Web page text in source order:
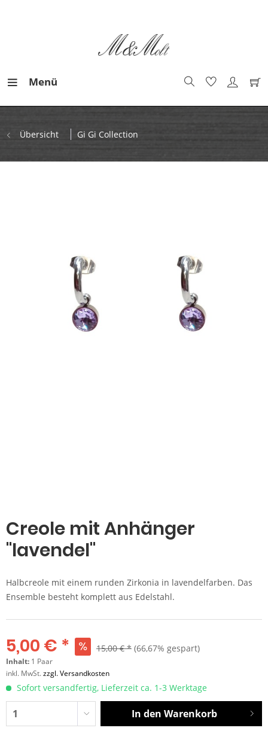
Menü
Übersicht Gi Gi Collection
Creole mit Anhänger
"lavendel"
Halbcreole mit einem runden Zirkonia in lavendelfarben. Das
Ensemble besteht komplett aus Edelstahl.
5,00 € * 15,00 € * (66,67% gespart)
Inhalt: 1 Paar
inkl. MwSt.zzgl. Versandkosten
Sofort versandfertig, Lieferzeit ca. 1-3 Werktage
In den Warenkorb